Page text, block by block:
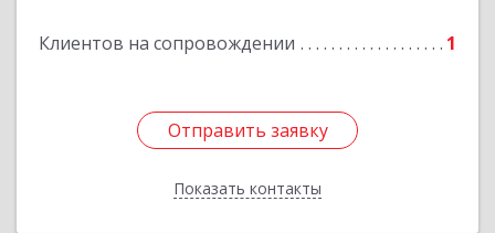
Клиентов на сопровождении 1
Отправить заявку
Показать контакты
Отправить заявку
Назад